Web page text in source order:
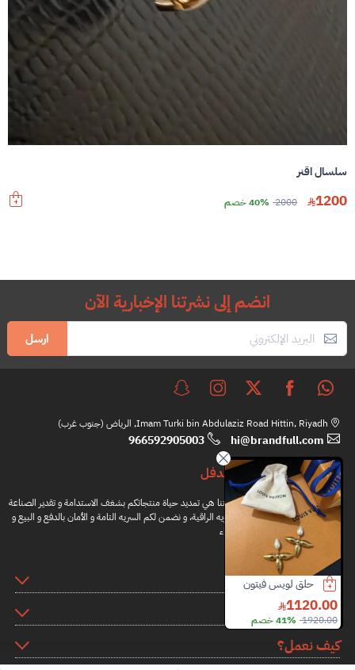
اسوارة كارتير
3000.00
7800.00 61% خصم
اسوارة روبيرتو كوين
سلسال اقنر
1200
2000 40% خصم
انضم إلى نشرتنا الإخبارية الآن
ارسل
Imam Turki bin Abdulaziz Road Hittin, Riyadh, الرياض (جنوب غرب)
hi@brandfull.com
966592905003
براندفل
مهمتنا هي تمديد حياة منتجاتكم بشغف الاستدامة و تقدير الصناعة
اليدويه الراقية، و نضمن لكم السريه التامة و الأمان بالدفع و البيع و
الشراء
المعلومات
روابط اضافية
كيف نعمل؟